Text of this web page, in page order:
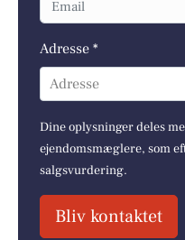
Adresse *
Adresse
Dine oplysninger deles
ejendomsmæglere, som
salgsvurdering.
Bliv kontaktet